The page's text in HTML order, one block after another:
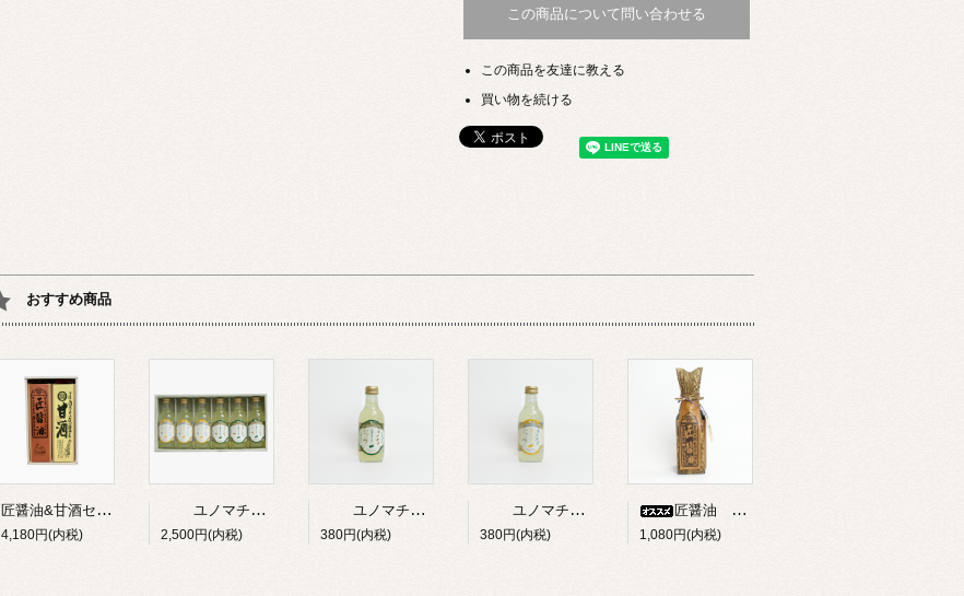
この商品について問い合わせる
この商品を友達に教える
買い物を続ける
おすすめ商品
匠醤油&甘酒セット
4,180円(内税)
ユノマチジャーニーサイダーセット 200ml*６本
2,500円(内税)
ユノマチジャーニーかぼすサイダー 200ml
380円(内税)
ユノマチジャーニーゆずサイダー 200ml
380円(内税)
匠醤油 250ml
1,080円(内税)